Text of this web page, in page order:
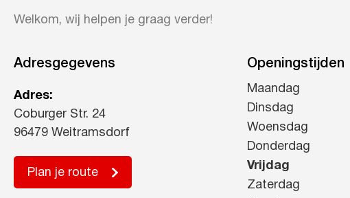
Welkom, wij helpen je graag verder!
Adresgegevens
Adres:
Coburger Str. 24
96479 Weitramsdorf
Plan je route
Openingstijden
Maandag
Dinsdag
Woensdag
Donderdag
Vrijdag
Zaterdag